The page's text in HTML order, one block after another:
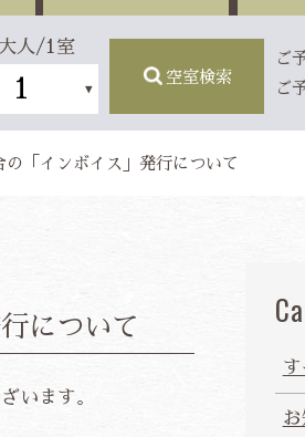
人/1室
空室検索
ご
ご
「インボイス」発行について
について
います。